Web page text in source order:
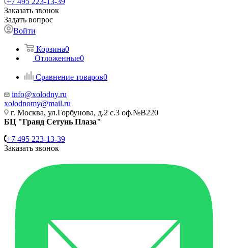
Заказать звонок
Задать вопрос
Войти
Корзина0
Отложенные0
Сравнение товаров0
info@xolodny.ru
xolodnomy@mail.ru
г. Москва, ул.Горбунова, д.2 с.3 оф.№В220
БЦ "Гранд Сетунь Плаза"
+7 495 223-13-39
Заказать звонок